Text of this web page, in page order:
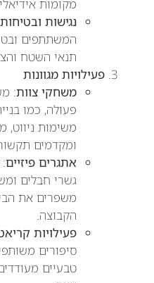
מקומות
נגישות ובטיחות
המשתתפים
תנאי השטח
פעילויות מגוונות
משחקי צוות:
פעולה, כמו
משימות ניווט,
ומקדמים
אתגרים פיזיים
גשרי חבלים
משפרים את
הקבוצה.
פעילויות
סיפורים
טבעיים